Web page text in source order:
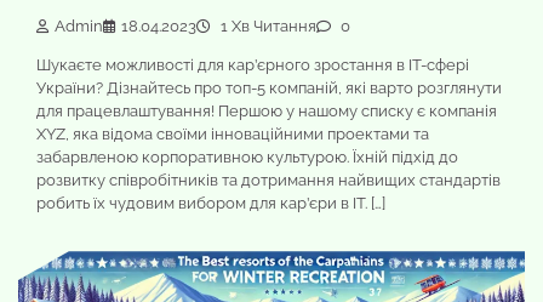
Admin 18.04.2023 1 Хв Читання 0
Шукаєте можливості для кар’єрного зростання в IT-сфері
України? Дізнайтесь про топ-5 компаній, які варто розглянути
для працевлаштування! Першою у нашому списку є компанія
XYZ, яка відома своїми інноваційними проектами та
забарвленою корпоративною культурою. Їхній підхід до
розвитку співробітників та дотримання найвищих стандартів
робить їх чудовим вибором для кар’єри в IT. […]